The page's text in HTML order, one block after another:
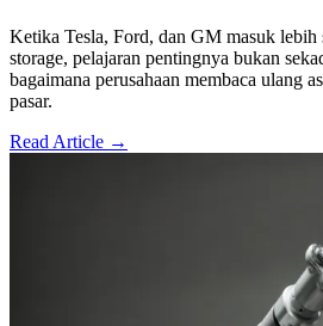
Ketika Tesla, Ford, dan GM masuk lebih
storage, pelajaran pentingnya bukan
bagaimana perusahaan membaca ulang
pasar.
Read Article →